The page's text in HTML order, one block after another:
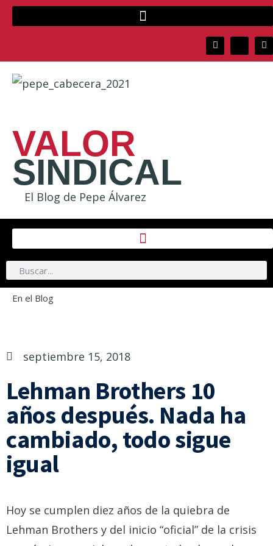
VALOR
SINDICAL
El Blog de Pepe Álvarez
En el Blog
septiembre 15, 2018
Lehman Brothers 10
años después. Nada ha
cambiado, todo sigue
igual
Hoy se cumplen diez años de la quiebra de
Lehman Brothers y del inicio “oficial” de la crisis